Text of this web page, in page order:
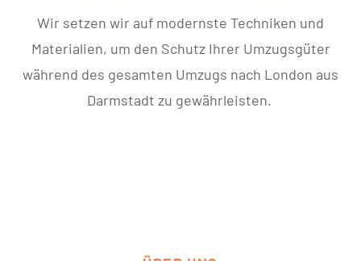
Wir setzen wir auf modernste Techniken und
Materialien, um den Schutz Ihrer Umzugsgüter
während des gesamten Umzugs nach London aus
Darmstadt zu gewährleisten.